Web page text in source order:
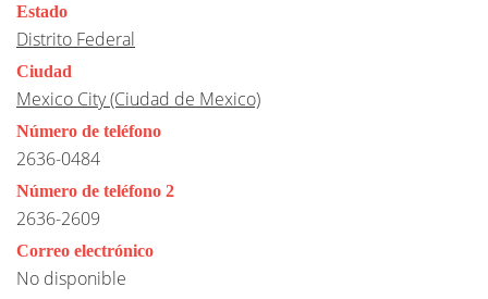
Estado
Distrito Federal
Ciudad
Mexico City (Ciudad de Mexico)
Número de teléfono
2636-0484
Número de teléfono 2
2636-2609
Correo electrónico
No disponible